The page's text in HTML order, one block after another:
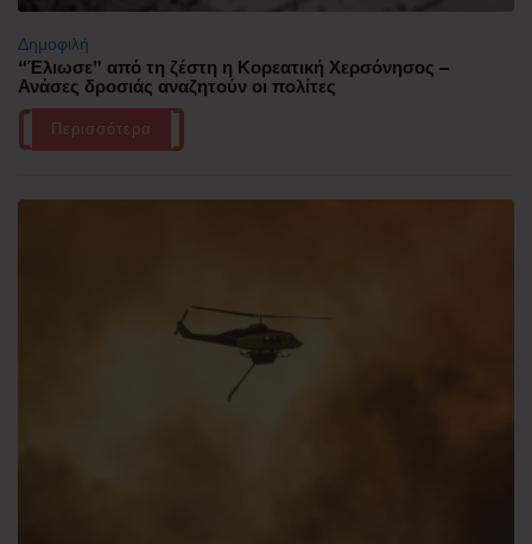
Δημοφιλή
“Έλιωσε” από τη ζέστη η Κορεατική Χερσόνησος –
Ανάσες δροσιάς αναζητούν οι πολίτες
Περισσότερα